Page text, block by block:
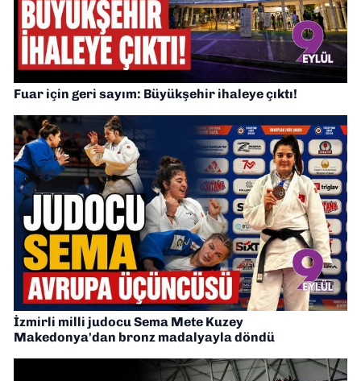
Fuar için geri sayım: Büyükşehir ihaleye çıktı!
İzmirli milli judocu Sema Mete Kuzey
Makedonya'dan bronz madalyayla döndü